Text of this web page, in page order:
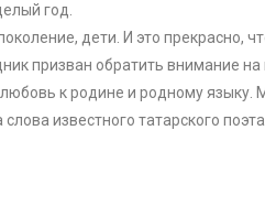
год.
дети. И это прекрасно,
призван обратить внимание на
к родине и родному языку.
известного татарского поэта